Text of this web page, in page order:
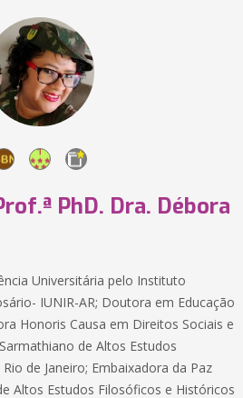
PhD. Dra. Débora
Universitária pelo Instituto
IUNIR-AR; Doutora em Educação
Honoris Causa em Direitos Sociais e
de Altos Estudos
de Janeiro; Embaixadora da Paz
Altos Estudos Filosóficos e Históricos